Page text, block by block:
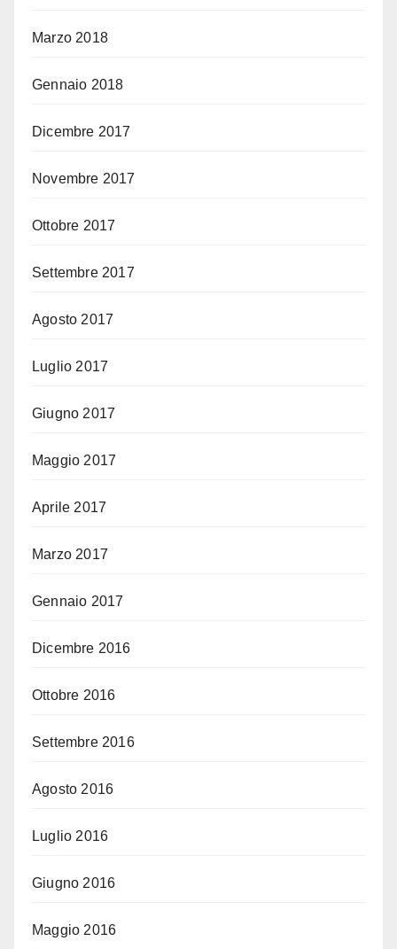
Marzo 2018
Gennaio 2018
Dicembre 2017
Novembre 2017
Ottobre 2017
Settembre 2017
Agosto 2017
Luglio 2017
Giugno 2017
Maggio 2017
Aprile 2017
Marzo 2017
Gennaio 2017
Dicembre 2016
Ottobre 2016
Settembre 2016
Agosto 2016
Luglio 2016
Giugno 2016
Maggio 2016